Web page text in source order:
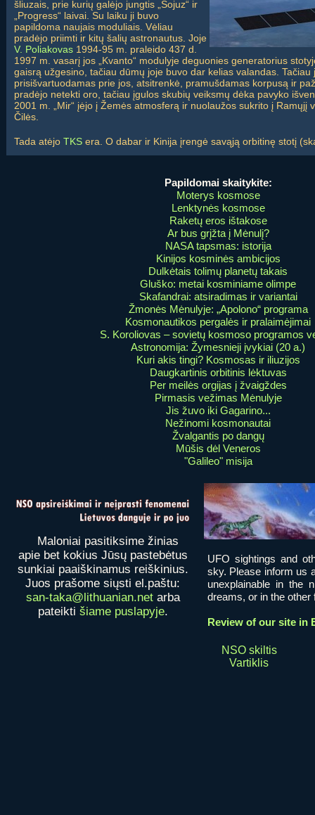
šliuzais, prie kurių galėjo jungtis „Sojuz“ ir
„Progress“ laivai. Su laiku ji buvo
papildoma naujais moduliais. Vėliau
pradėjo priimti ir kitų šalių astronautus. Joje
V. Poliakovas 1994-95 m. praleido 437 d.
1997 m. vasarį jos „Kvanto“ modulyje deguonies generatorius
gaisrą užgesino, tačiau dūmų joje buvo dar kelias valandas. Tačiau
prisišvartuodamas prie jos, atsitrenkė, pramušdamas korpusą ir
pradėjo netekti oro, tačiau įgulos skubių veiksmų dėka pavyko
2001 m. „Mir“ įėjo į Žemės atmosferą ir nuolaužos sukrito į Ramųjį
Čilės.
Tada atėjo TKS era. O dabar ir Kinija įrengė savąją orbitinę stotį
Papildomai skaitykite:
Moterys kosmose
Lenktynės kosmose
Raketų eros ištakose
Ar bus grįžta į Mėnulį?
NASA tapsmas: istorija
Kinijos kosminės ambicijos
Dulkėtais tolimų planetų takais
Gluško: metai kosminiame olimpe
Skafandrai: atsiradimas ir variantai
Žmonės Mėnulyje: „Apolono“ programa
Kosmonautikos pergalės ir pralaimėjimai
S. Koroliovas – sovietų kosmoso programos
Astronomija: Žymesnieji įvykiai (20 a.)
Kuri akis tingi? Kosmosas ir iliuzijos
Daugkartinis orbitinis lėktuvas
Per meilės orgijas į žvaigždes
Pirmasis vežimas Mėnulyje
Jis žuvo iki Gagarino...
Nežinomi kosmonautai
Žvalgantis po dangų
Mūšis dėl Veneros
"Galileo" misija
Maloniai pasitiksime žinias
apie bet kokius Jūsų pastebėtus
sunkiai paaiškinamus reiškinius.
Juos prašome siųsti el.paštu:
san-taka@lithuanian.netarba
pateikti šiame puslapyje.
UFO sightings and
sky. Please inform us
unexplainable in the
dreams, or in the other
Review of our site in
NSO skiltis
Vartiklis